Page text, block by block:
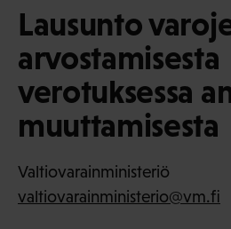
Lausunto
arvostamisesta
verotuksessa
muuttamisesta
Valtiovarainministeriö
valtiovarainministerio@vm.fi